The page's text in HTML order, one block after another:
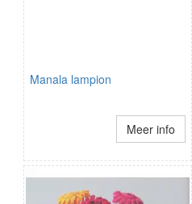
Manala lampion
Meer info